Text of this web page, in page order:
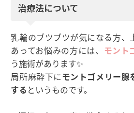
治療法について
乳輪のブツブツが気になる方、
あってお悩みの方には、 モント
う施術があります✨
局所麻酔下にモントゴメリー腺
する というものです。